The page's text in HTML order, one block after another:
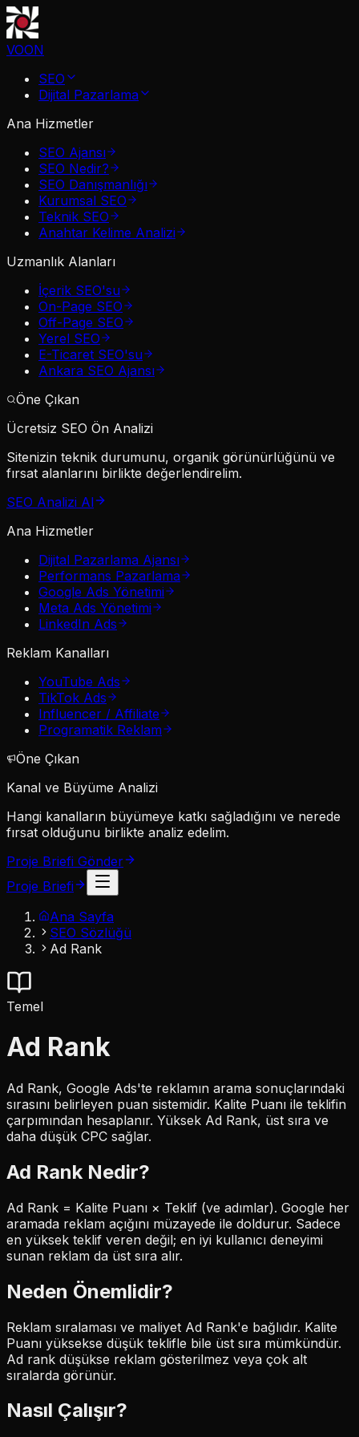
VOON
SEO
Dijital Pazarlama
Ana Hizmetler
SEO Ajansı
SEO Nedir?
SEO Danışmanlığı
Kurumsal SEO
Teknik SEO
Anahtar Kelime Analizi
Uzmanlık Alanları
İçerik SEO'su
On-Page SEO
Off-Page SEO
Yerel SEO
E-Ticaret SEO'su
Ankara SEO Ajansı
Öne Çıkan
Ücretsiz SEO Ön Analizi
Sitenizin teknik durumunu, organik görünürlüğünü ve
fırsat alanlarını birlikte değerlendirelim.
SEO Analizi Al
Ana Hizmetler
Dijital Pazarlama Ajansı
Performans Pazarlama
Google Ads Yönetimi
Meta Ads Yönetimi
LinkedIn Ads
Reklam Kanalları
YouTube Ads
TikTok Ads
Influencer / Affiliate
Programatik Reklam
Öne Çıkan
Kanal ve Büyüme Analizi
Hangi kanalların büyümeye katkı sağladığını ve nerede
fırsat olduğunu birlikte analiz edelim.
Proje Briefi Gönder
Proje Briefi
Ana Sayfa
SEO Sözlüğü
Ad Rank
Temel
Ad Rank
Ad Rank, Google Ads'te reklamın arama sonuçlarındaki
sırasını belirleyen puan sistemidir. Kalite Puanı ile teklifin
çarpımından hesaplanır. Yüksek Ad Rank, üst sıra ve
daha düşük CPC sağlar.
Ad Rank Nedir?
Ad Rank = Kalite Puanı × Teklif (ve adımlar). Google her
aramada reklam açığını müzayede ile doldurur. Sadece
en yüksek teklif veren değil; en iyi kullanıcı deneyimi
sunan reklam da üst sıra alır.
Neden Önemlidir?
Reklam sıralaması ve maliyet Ad Rank'e bağlıdır. Kalite
Puanı yüksekse düşük teklifle bile üst sıra mümkündür.
Ad rank düşükse reklam gösterilmez veya çok alt
sıralarda görünür.
Nasıl Çalışır?